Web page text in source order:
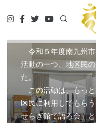
HOME
史跡等音声案内
史跡・名所
清水写真館
清水のむかし話
せせらぎだより
せせら
令和５年度南九州
活動の一つ、地区民
た。
この活動は、もっ
区民に利用してもら
せらぎ館で語ろ会」